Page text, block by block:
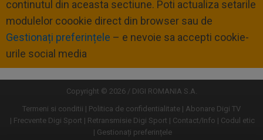
continutul din aceasta sectiune. Poti actualiza setarile
modulelor coookie direct din browser sau de
Gestionați preferințele – e nevoie sa accepti cookie-
urile social media
Copyright © 2026 / DIGI ROMANIA S.A.
Termeni si conditii
Politica de confidentialitate
Abonare Digi TV
Frecvente Digi Sport
Retransmisie Digi Sport Contact/Info
Codul etic
Gestionați preferințele